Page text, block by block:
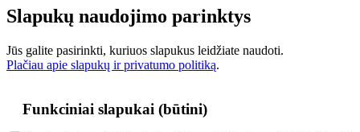
Slapukų naudojimo parinktys
Jūs galite pasirinkti, kuriuos slapukus leidžiate naudoti.
Plačiau apie slapukų ir privatumo politiką.
Funkciniai slapukai (būtini)